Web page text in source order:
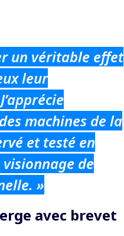
un véritable effet
leur
machines de la
et testé en
de
»
avec brevet